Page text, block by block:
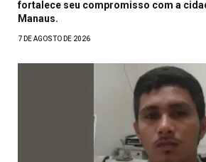
fortalece seu compromisso com a
Manaus.
7 DE AGOSTO DE 2026